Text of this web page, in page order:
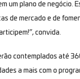
um plano de negócio.
de mercado e de
convida.
contemplados até
a mais com o